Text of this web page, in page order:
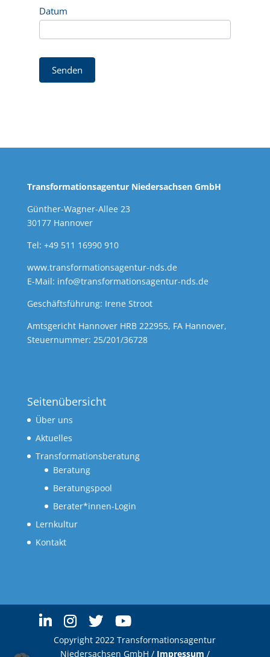
Datum
Senden
Transformationsagentur Niedersachsen GmbH
Günther-Wagner-Allee 23
30177 Hannover
Tel: +49 511 16990 910
www.transformationsagentur-nds.de
E-Mail: info@transformationsagentur-nds.de
Geschäftsführung: Irene Stroot
Amtsgericht Hannover HRB 222955, FA Hannover,
Steuernummer: 25/201/36728
Seitenübersicht
Über uns
Aktuelles
Transformationsberatung
Beratung
Beratungspool
Berater*innen-Login
Lernkultur
Kontakt
Copyright 2022 Transformationsagentur
Niedersachsen GmbH / Impressum /